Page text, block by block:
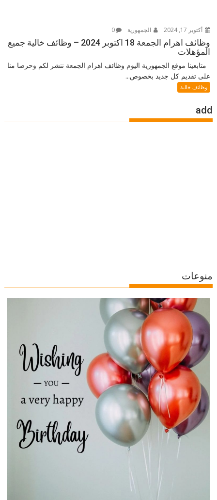
أكتوبر 17, 2024 الجمهورية 0
وظائف اهرام الجمعة 18 اكتوبر 2024 – وظائف خالية جميع
المؤهلات
متابعينا موقع الجمهورية اليوم وظائف اهرام الجمعة ننشر لكم وحرصا منا
على تقديم كل جديد بخصوص...
وظائف خالية
add
منوعات